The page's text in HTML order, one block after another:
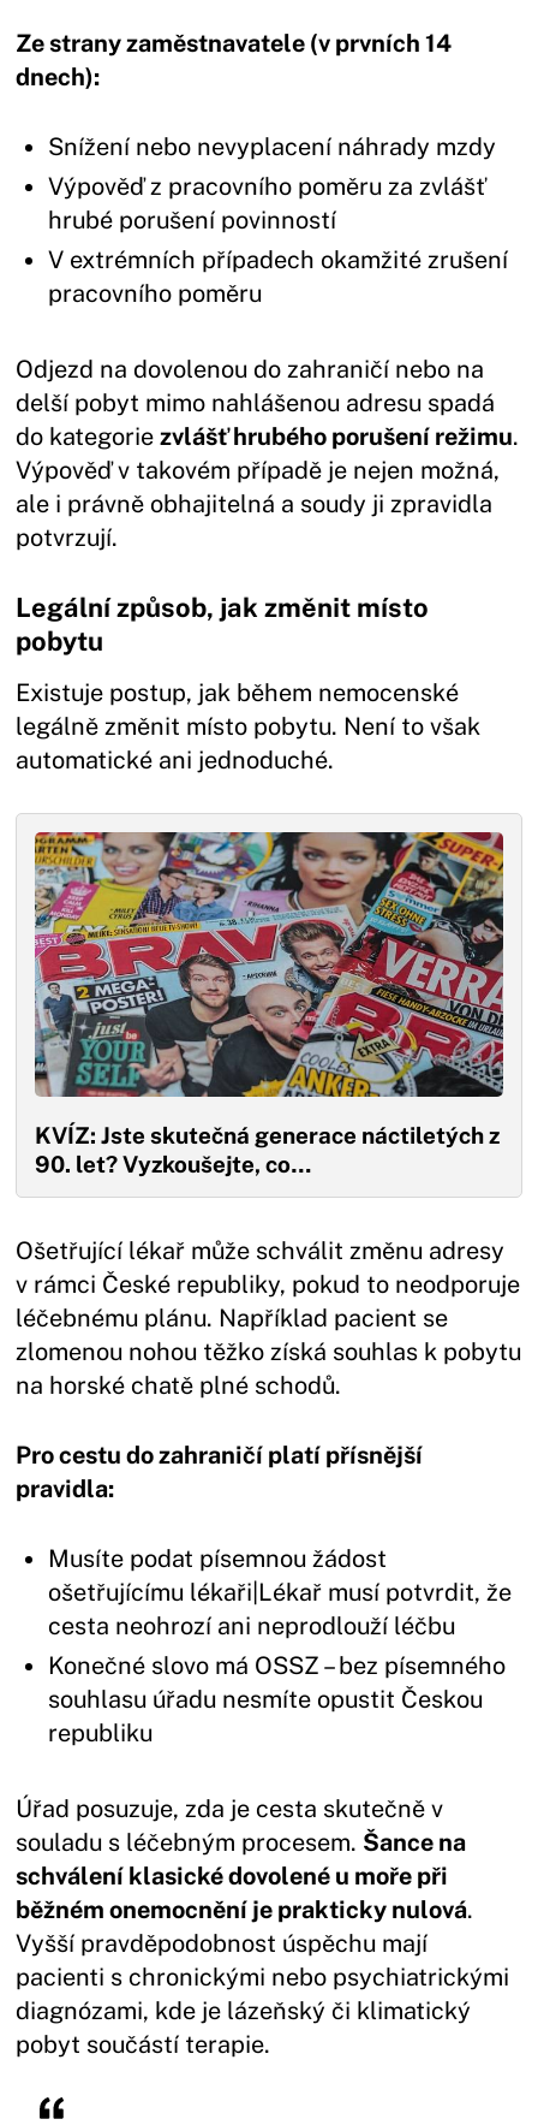
Ze strany zaměstnavatele (v prvních 14
dnech):
Snížení nebo nevyplacení náhrady mzdy
Výpověď z pracovního poměru za zvlášť
hrubé porušení povinností
V extrémních případech okamžité zrušení
pracovního poměru
Odjezd na dovolenou do zahraničí nebo na
delší pobyt mimo nahlášenou adresu spadá
do kategoriezvlášť hrubého porušení režimu.
Výpověď v takovém případě je nejen možná,
ale i právně obhajitelná a soudy ji zpravidla
potvrzují.
Legální způsob, jak změnit místo
pobytu
Existuje postup, jak během nemocenské
legálně změnit místo pobytu. Není to však
automatické ani jednoduché.
KVÍZ: Jste skutečná generace náctiletých z
90. let? Vyzkoušejte, co…
Ošetřující lékař může schválit změnu adresy
v rámci České republiky, pokud to neodporuje
léčebnému plánu. Například pacient se
zlomenou nohou těžko získá souhlas k pobytu
na horské chatě plné schodů.
Pro cestu do zahraničí platí přísnější
pravidla:
Musíte podat písemnou žádost
ošetřujícímu lékaři|Lékař musí potvrdit, že
cesta neohrozí ani neprodlouží léčbu
Konečné slovo má OSSZ – bez písemného
souhlasu úřadu nesmíte opustit Českou
republiku
Úřad posuzuje, zda je cesta skutečně v
souladu s léčebným procesem. Šance na
schválení klasické dovolené u moře při
běžném onemocnění je prakticky nulová.
Vyšší pravděpodobnost úspěchu mají
pacienti s chronickými nebo psychiatrickými
diagnózami, kde je lázeňský či klimatický
pobyt součástí terapie.